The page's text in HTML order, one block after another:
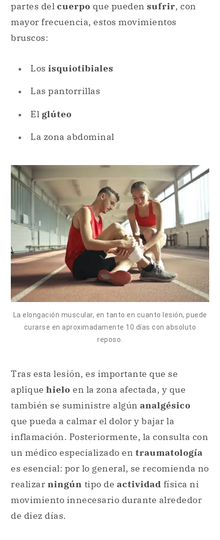
partes del cuerpo que pueden sufrir, con
mayor frecuencia, estos movimientos
bruscos:
Los isquiotibiales
Las pantorrillas
El glúteo
La zona abdominal
La elongación muscular, en tanto en cuanto lesión, puede
curarse en aproximadamente 10 días con absoluto
reposo.
Tras esta lesión, es importante que se
aplique hielo en la zona afectada, y que
también se suministre algún analgésico
que pueda a calmar el dolor y bajar la
inflamación. Posteriormente, la consulta con
un médico especializado en traumatología
es esencial: por lo general, se recomienda no
realizar ningún tipo de actividad física ni
movimiento innecesario durante alrededor
de diez días.